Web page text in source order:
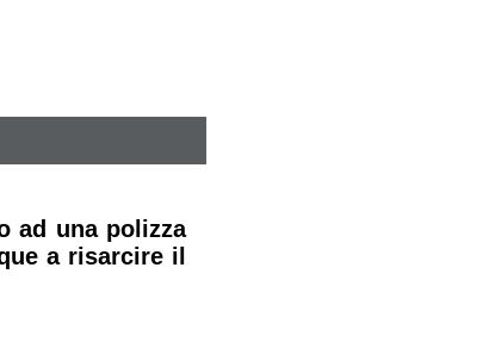
ad una polizza
a risarcire il